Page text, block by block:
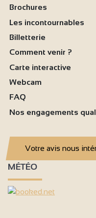
Brochures
Les incontournables
Billetterie
Comment venir ?
Carte interactive
Webcam
FAQ
Nos engagements
Votre avis nous
MÉTÉO